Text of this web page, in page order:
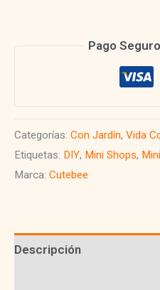
Pizzeria
cantidad
Pago
Categorías: Con Jardín, Vida
Etiquetas: DIY, Mini Shops,
Marca: Cutebee
Descripción